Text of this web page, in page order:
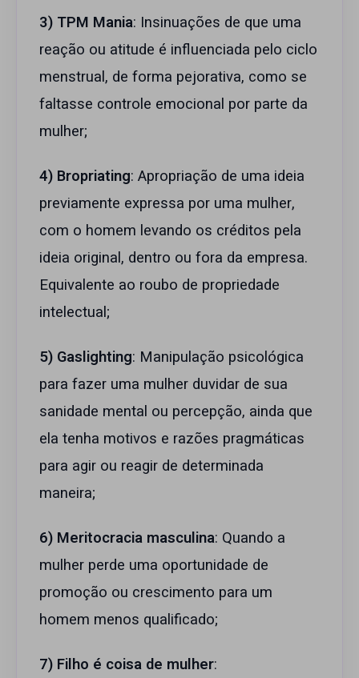
3) TPM Mania: Insinuações de que uma
reação ou atitude é influenciada pelo ciclo
menstrual, de forma pejorativa, como se
faltasse controle emocional por parte da
mulher;
4) Bropriating: Apropriação de uma ideia
previamente expressa por uma mulher,
com o homem levando os créditos pela
ideia original, dentro ou fora da empresa.
Equivalente ao roubo de propriedade
intelectual;
5) Gaslighting: Manipulação psicológica
para fazer uma mulher duvidar de sua
sanidade mental ou percepção, ainda que
ela tenha motivos e razões pragmáticas
para agir ou reagir de determinada
maneira;
6) Meritocracia masculina: Quando a
mulher perde uma oportunidade de
promoção ou crescimento para um
homem menos qualificado;
7) Filho é coisa de mulher: